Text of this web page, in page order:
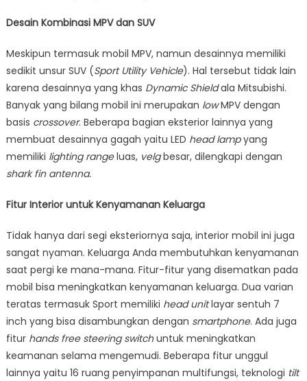
Desain Kombinasi MPV dan SUV
Meskipun termasuk mobil MPV, namun desainnya memiliki
sedikit unsur SUV (Sport Utility Vehicle). Hal tersebut tidak lain
karena desainnya yang khas Dynamic Shieldala Mitsubishi.
Banyak yang bilang mobil ini merupakan lowMPV dengan
basis crossover. Beberapa bagian eksterior lainnya yang
membuat desainnya gagah yaitu LED head lampyang
memiliki lighting rangeluas, velgbesar, dilengkapi dengan
shark fin antenna.
Fitur Interior untuk Kenyamanan Keluarga
Tidak hanya dari segi eksteriornya saja, interior mobil ini juga
sangat nyaman. Keluarga Anda membutuhkan kenyamanan
saat pergi ke mana-mana. Fitur-fitur yang disematkan pada
mobil bisa meningkatkan kenyamanan keluarga. Dua varian
teratas termasuk Sport memiliki head unitlayar sentuh 7
inch yang bisa disambungkan dengan smartphone. Ada juga
fitur hands free steering switchuntuk meningkatkan
keamanan selama mengemudi. Beberapa fitur unggul
lainnya yaitu 16 ruang penyimpanan multifungsi, teknologi tilt